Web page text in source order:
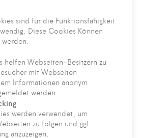
sind für die Funktionsfähigkeit
Diese Cookies Können
helfen Webseiten-Besitzern zu
mit Webseiten
Informationen anonym
werden.
werden verwendet, um
zu folgen und ggf.
anzuzeigen.
einer Spende freuen wir uns
Bad Mergentheim e.V.
KONTAKT